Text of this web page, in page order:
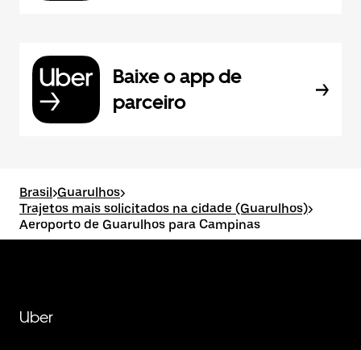
Baixe o app de
parceiro
Brasil>Guarulhos>
Trajetos mais solicitados na cidade (Guarulhos)>
Aeroporto de Guarulhos para Campinas
Uber